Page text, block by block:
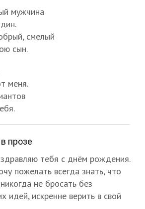
мужчина
смелый
сын.
меня.
прозе
тебя с днём рождения.
пожелать всегда знать, что
не бросать без
идей, искренне верить в свой